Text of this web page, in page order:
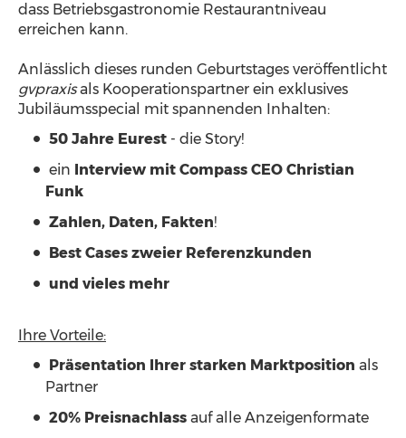
dass Betriebsgastronomie Restaurantniveau
erreichen kann.
Anlässlich dieses runden Geburtstages veröffentlicht
gvpraxisals Kooperationspartner ein exklusives
Jubiläumsspecial mit spannenden Inhalten:
50 Jahre Eurest - die Story!
ein Interview mit Compass CEO Christian
Funk
Zahlen, Daten, Fakten!
Best Cases zweier Referenzkunden
und vieles mehr
Ihre Vorteile:
Präsentation Ihrer starken Marktposition als
Partner
20% Preisnachlass auf alle Anzeigenformate